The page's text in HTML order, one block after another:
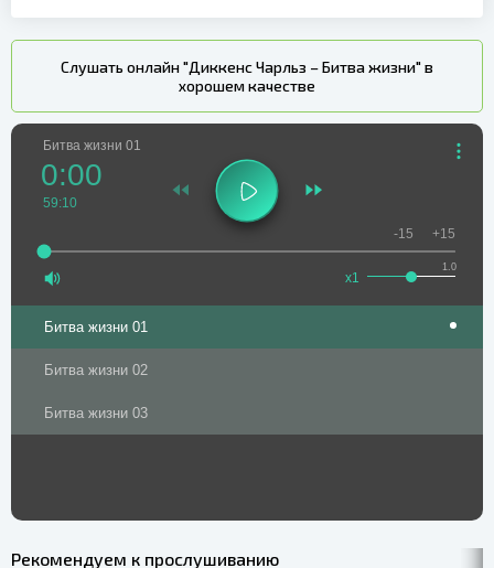
Слушать онлайн "Диккенс Чарльз – Битва жизни" в
хорошем качестве
Битва жизни 01
0:00
59:10
1.0
x1
-15 +15
Битва жизни 01
Битва жизни 02
Битва жизни 03
Рекомендуем к прослушиванию